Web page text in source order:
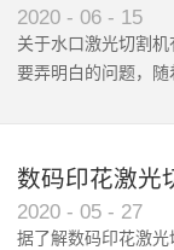
2020 - 06 - 15
关于水口激光切割
要弄明白的问题，
数码印花激光
2020 - 05 - 27
据了解数码印花激